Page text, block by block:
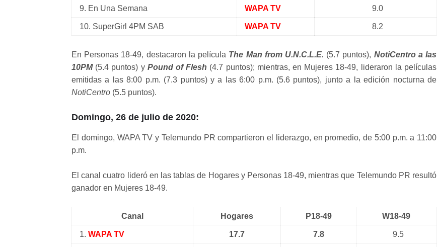
9. En Una Semana WAPA TV 9.0
10. SuperGirl 4PM SAB WAPA TV 8.2
En Personas 18-49, destacaron la película The Man from U.N.C.L.E. (5.7 puntos), NotiCentro a las
10PM(5.4 puntos) y Pound of Flesh (4.7 puntos); mientras, en Mujeres 18-49, lideraron la películas
emitidas a las 8:00 p.m. (7.3 puntos) y a las 6:00 p.m. (5.6 puntos), junto a la edición nocturna de
NotiCentro (5.5 puntos).
Domingo, 26 de julio de 2020:
El domingo, WAPA TV y Telemundo PR compartieron el liderazgo, en promedio, de 5:00 p.m. a 11:00
p.m.
El canal cuatro lideró en las tablas de Hogares y Personas 18-49, mientras que Telemundo PR resultó
ganador en Mujeres 18-49.
Canal Hogares P18-49 W18-49
1. WAPA TV 17.7 7.8 9.5